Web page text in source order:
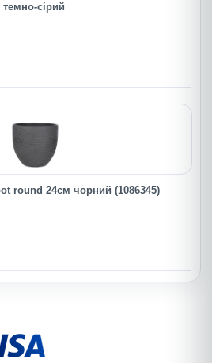
сірий
round 24см чорний (1086345)